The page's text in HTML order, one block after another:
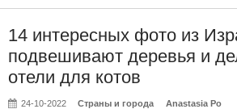
14 интересных фото из
подвешивают деревья и
отели для котов
24-10-2022 Страны и города Anastasia Po